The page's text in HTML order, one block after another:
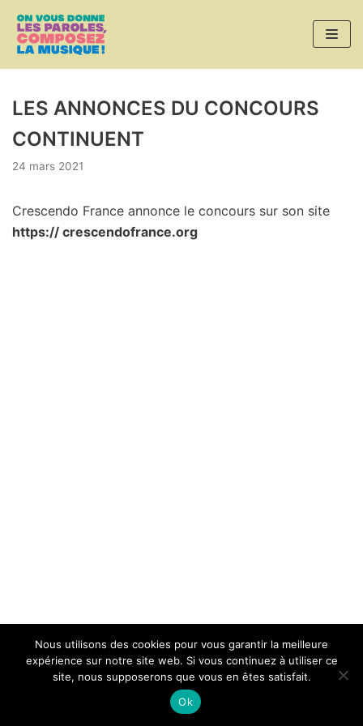
Aller
au
LES ANNONCES DU CONCOURS
CONTINUENT
24 mars 2021
Crescendo France annonce le concours sur son site
https:// crescendofrance.org
© Concours International de Cantiques Protestants
2021
Nous utilisons des cookies pour vous garantir la meilleure
expérience sur notre site web. Si vous continuez à utiliser ce
site, nous supposerons que vous en êtes satisfait.
Ok